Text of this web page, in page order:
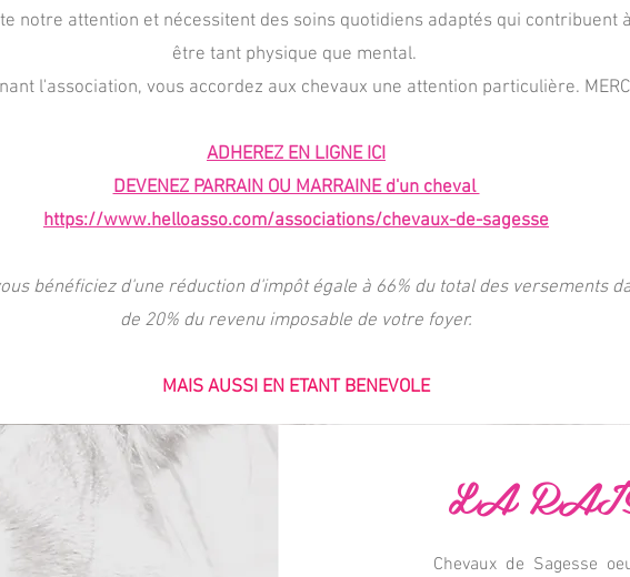
notre attention et nécessitent des soins quotidiens adaptés qui contribuent
être tant physique que mental.
l'association, vous accordez aux chevaux une attention particulière.
ADHEREZ EN LIGNE ICI
DEVENEZ PARRAIN OU MARRAINE d'un cheval
https://www.helloasso.com/associations/chevaux-de-sagesse
bénéficiez d'une réduction d'impôt égale à 66% du total des versements
de 20% du revenu imposable de votre foyer.
MAIS AUSSI EN ETANT BENEVOLE
LA
Chevaux de Sagesse